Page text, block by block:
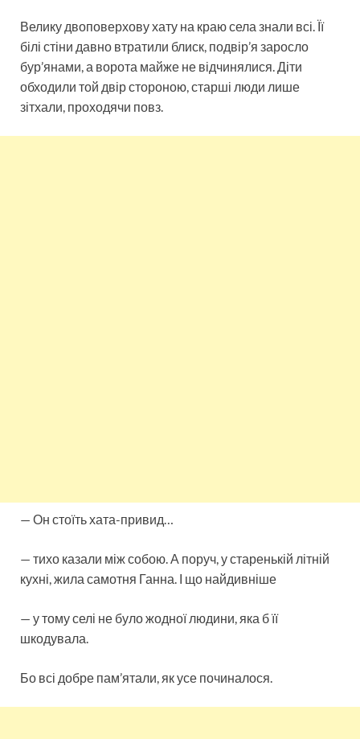
Велику двоповерхову хату на краю села знали всі. Її
білі стіни давно втратили блиск, подвір’я заросло
бур’янами, а ворота майже не відчинялися. Діти
обходили той двір стороною, старші люди лише
зітхали, проходячи повз.
— Он стоїть хата-привид…
— тихо казали між собою. А поруч, у старенькій літній
кухні, жила самотня Ганна. І що найдивніше
— у тому селі не було жодної людини, яка б її
шкодувала.
Бо всі добре пам’ятали, як усе починалося.